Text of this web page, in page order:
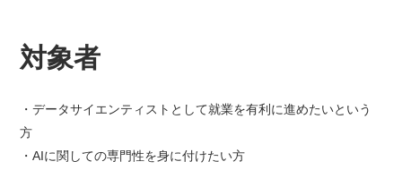
対象者
データサイエンティストとして就業を有利に進めたいという
方
AIに関しての専門性を身に付けたい方